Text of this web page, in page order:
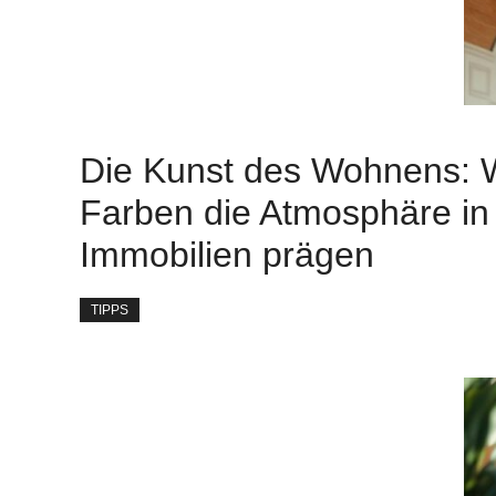
Die Kunst des Wohnens:
Farben die Atmosphäre in
Immobilien prägen
TIPPS